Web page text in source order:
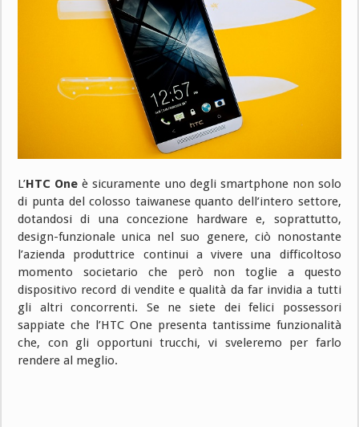
L’HTC One è sicuramente uno degli smartphone non solo
di punta del colosso taiwanese quanto dell’intero settore,
dotandosi di una concezione hardware e, soprattutto,
design-funzionale unica nel suo genere, ciò nonostante
l’azienda produttrice continui a vivere una difficoltoso
momento societario che però non toglie a questo
dispositivo record di vendite e qualità da far invidia a tutti
gli altri concorrenti. Se ne siete dei felici possessori
sappiate che l’HTC One presenta tantissime funzionalità
che, con gli opportuni trucchi, vi sveleremo per farlo
rendere al meglio.